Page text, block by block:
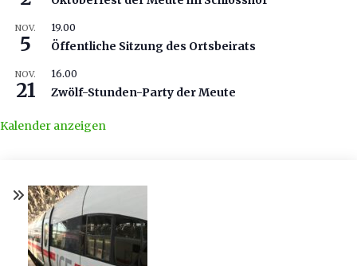
NOV.
5
19.00
Öffentliche Sitzung des Ortsbeirats
NOV.
21
16.00
Zwölf-Stunden-Party der Meute
Kalender anzeigen